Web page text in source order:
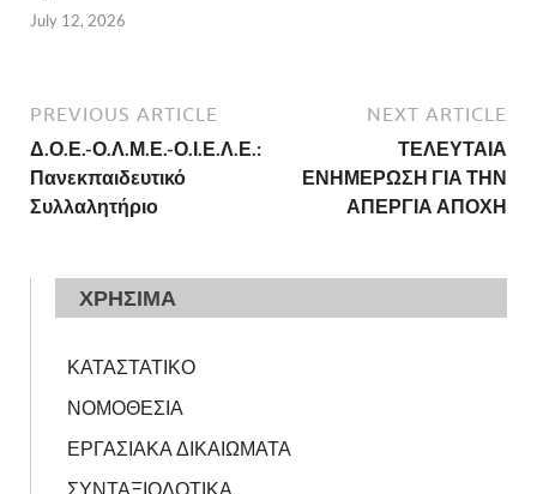
July 12, 2026
PREVIOUS ARTICLE
Δ.Ο.Ε.-Ο.Λ.Μ.Ε.-Ο.Ι.Ε.Λ.Ε.:
Πανεκπαιδευτικό
Συλλαλητήριο
NEXT ARTICLE
ΤΕΛΕΥΤΑΙΑ
ΕΝΗΜΕΡΩΣΗ ΓΙΑ ΤΗΝ
ΑΠΕΡΓΙΑ ΑΠΟΧΗ
ΧΡΗΣΙΜΑ
ΚΑΤΑΣΤΑΤΙΚΟ
ΝΟΜΟΘΕΣΙΑ
ΕΡΓΑΣΙΑΚΑ ΔΙΚΑΙΩΜΑΤΑ
ΣΥΝΤΑΞΙΟΔΟΤΙΚΑ